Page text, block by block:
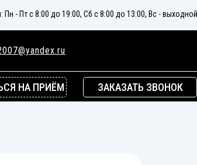
ЗАКАЗАТЬ ЗВОНОК
НА ПРИЁМ
Пн - Пт с 8:00 до 19:00, Сб с 8:00 до 13:00, Вс - выходной